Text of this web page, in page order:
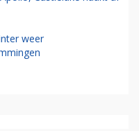
weer